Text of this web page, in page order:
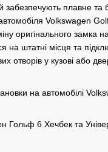
забезпечують плавне
Volkswagen
оригінального замка
на штатні місця та
отворів у кузові або
на автомобілі
Гольф 6 Хечбек та